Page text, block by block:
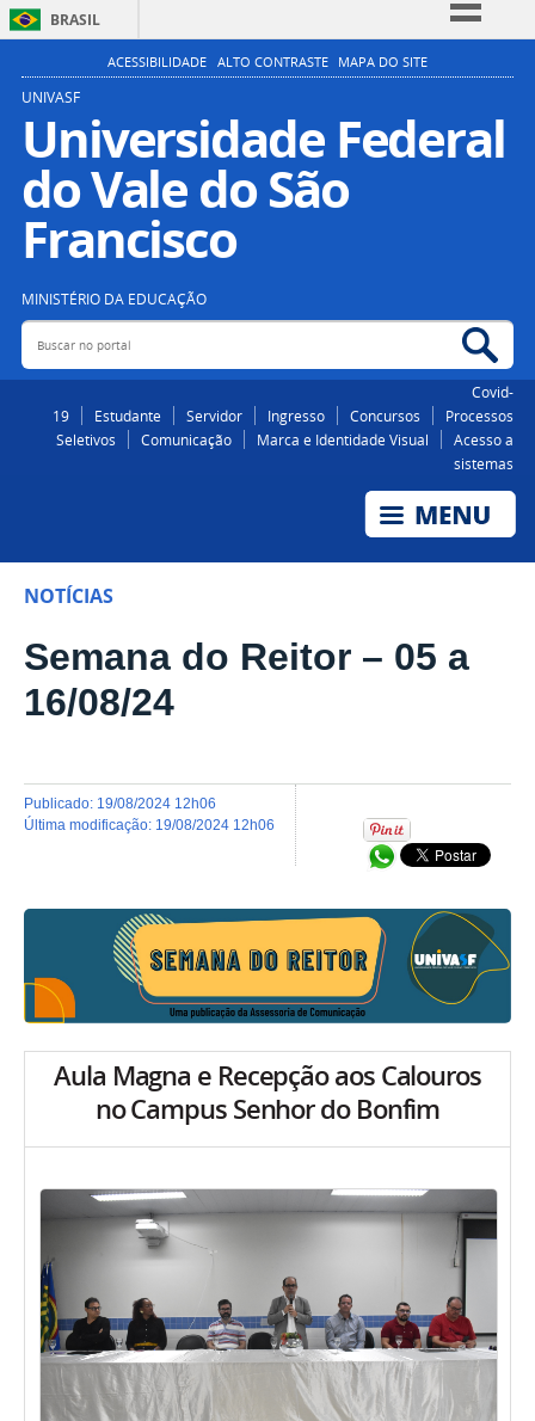
BRASIL
Simplifique!
Participe
Acesso à informação
Legislação
ACESSIBILIDADE ALTO CONTRASTE MAPA DO SITE
UNIVASF
Universidade Federal
do Vale do São
Francisco
MINISTÉRIO DA EDUCAÇÃO
Buscar no portal
Covid-
19
Estudante Servidor Ingresso Concursos
Processos
Seletivos
Comunicação Marca e Identidade Visual
Acesso a
sistemas
NOTÍCIAS
Semana do Reitor – 05 a
16/08/24
Compartilhar no
publicado: 19/08/2024 12h06
última modificação: 19/08/2024 12h06
Aula Magna e Recepção aos Calouros
no Campus Senhor do Bonfim